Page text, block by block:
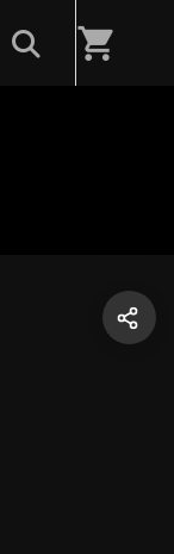
shopping_cart